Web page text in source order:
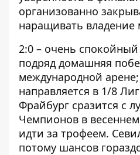
организованно
наращивать владение
2:0 – очень спокойный
подряд домашняя
международной
направляется в 1/8
Фрайбург сразится с
Чемпионов в
идти за трофеем.
потому шансов